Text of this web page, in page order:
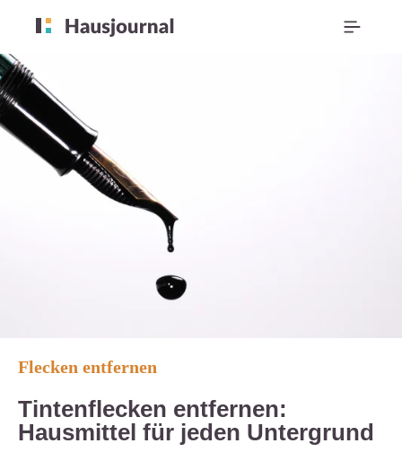
Flecken entfernen
Tintenflecken entfernen:
Hausmittel für jeden Untergrund